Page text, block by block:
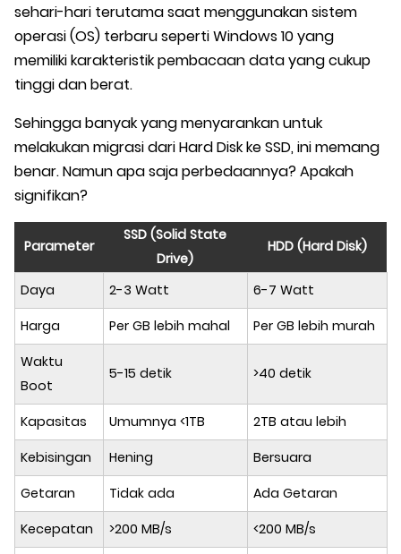
sehari-hari terutama saat menggunakan sistem
operasi (OS) terbaru seperti Windows 10 yang
memiliki karakteristik pembacaan data yang cukup
tinggi dan berat.
Sehingga banyak yang menyarankan untuk
melakukan migrasi dari Hard Disk ke SSD, ini memang
benar. Namun apa saja perbedaannya? Apakah
signifikan?
Parameter
SSD (Solid State
Drive)
HDD (Hard Disk)
Daya 2-3 Watt
6-7 Watt
Harga
Per GB lebih mahal
Per GB lebih murah
Waktu
Boot
5-15 detik >40 detik
Kapasitas Umumnya <1TB
2TB atau lebih
Kebisingan
Hening
Bersuara
Getaran
Tidak ada
Ada Getaran
Kecepatan
>200 MB/s
<200 MB/s